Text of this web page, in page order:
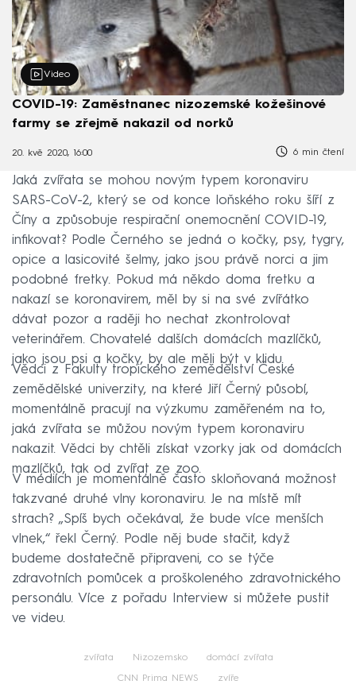
Video
COVID-19: Zaměstnanec nizozemské kožešinové
farmy se zřejmě nakazil od norků
20. kvě 2020, 16:00 6 min čtení
Jaká zvířata se mohou novým typem koronaviru
SARS-CoV-2, který se od konce loňského roku šíří z
Číny a způsobuje respirační onemocnění COVID-19,
infikovat? Podle Černého se jedná o kočky, psy, tygry,
opice a lasicovité šelmy, jako jsou právě norci a jim
podobné fretky. Pokud má někdo doma fretku a
nakazí se koronavirem, měl by si na své zvířátko
dávat pozor a raději ho nechat zkontrolovat
veterinářem. Chovatelé dalších domácích mazlíčků,
jako jsou psi a kočky, by ale měli být v klidu.
Vědci z Fakulty tropického zemědělství České
zemědělské univerzity, na které Jiří Černý působí,
momentálně pracují na výzkumu zaměřeném na to,
jaká zvířata se můžou novým typem koronaviru
nakazit. Vědci by chtěli získat vzorky jak od domácích
mazlíčků, tak od zvířat ze zoo.
V médiích je momentálně často skloňovaná možnost
takzvané druhé vlny koronaviru. Je na místě mít
strach? „Spíš bych očekával, že bude více menších
vlnek,“ řekl Černý. Podle něj bude stačit, když
budeme dostatečně připraveni, co se týče
zdravotních pomůcek a proškoleného zdravotnického
personálu. Více z pořadu Interview si můžete pustit
ve videu.
zvířata Nizozemsko domácí zvířata
CNN Prima NEWS zvíře